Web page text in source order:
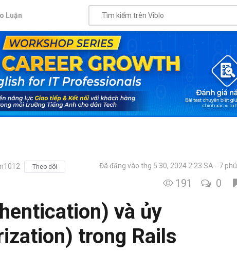
Luận
Theo dõi Đã đăng vào thg 5 30, 2024 2:23 SA 7
191 0
và ủy
trong Rails